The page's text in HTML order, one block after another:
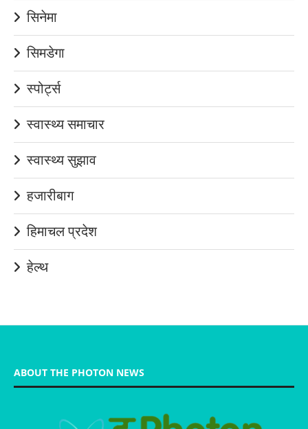
सिनेमा
सिमडेगा
स्पोर्ट्स
स्वास्थ्य समाचार
स्वास्थ्य सुझाव
हजारीबाग
हिमाचल प्रदेश
हेल्थ
ABOUT THE PHOTON NEWS